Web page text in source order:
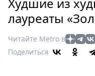
Россия
Здоровье
Еда
лауреаты
Читайте Metro в
Поделиться